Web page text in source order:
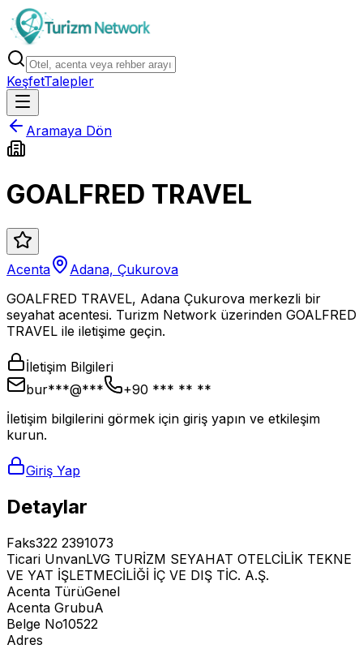
KeşfetTalepler
Aramaya Dön
GOALFRED TRAVEL
Acenta
Adana, Çukurova
GOALFRED TRAVEL, Adana Çukurova merkezli bir
seyahat acentesi. Turizm Network üzerinden GOALFRED
TRAVEL ile iletişime geçin.
İletişim Bilgileri
bur***@***
+90 *** ** **
İletişim bilgilerini görmek için giriş yapın ve etkileşim
kurun.
Giriş Yap
Detaylar
Faks322 2391073
Ticari UnvanLVG TURİZM SEYAHAT OTELCİLİK TEKNE
VE YAT İŞLETMECİLİĞİ İÇ VE DIŞ TİC. A.Ş.
Acenta TürüGenel
Acenta GrubuA
Belge No10522
Adres